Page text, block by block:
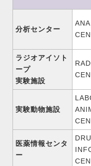
分析センター
ラジオアイソト
ープ
実験施設
実験動物施設
医薬情報センタ
ー